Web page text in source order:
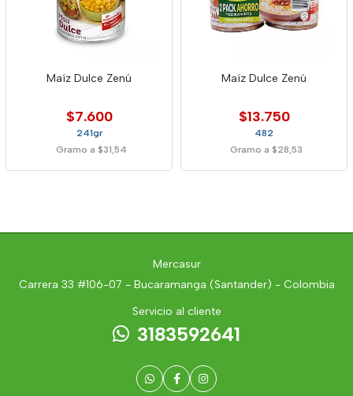
Maíz Dulce Zenú
$7.600
241gr
Gramo a $31,54
Maíz Dulce Zenú
$13.750
482
Gramo a $28,53
Mercasur
Carrera 33 #106-07 - Bucaramanga (Santander) - Colombia
Servicio al cliente
3183592641